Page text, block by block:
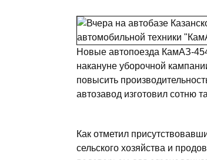
Новые автопоезда КамАЗ-
накануне уборочной
повысить
автозавод изготовил сотню
Как отметил
сельского хозяйства и